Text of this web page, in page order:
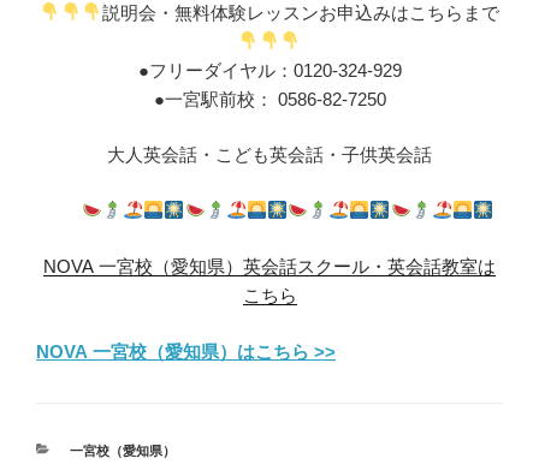
説明会・無料体験レッスンお申込みはこちらまで
●フリーダイヤル：0120-324-929
●一宮駅前校： 0586-82-7250
大人英会話・こども英会話・子供英会話
NOVA 一宮校（愛知県）英会話スクール・英会話教室は
こちら
NOVA 一宮校（愛知県）はこちら >>
カ
一宮校（愛知県）